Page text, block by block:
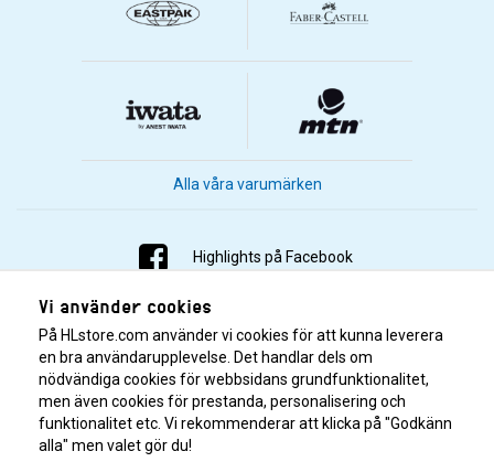
Alla våra varumärken
Highlights på Facebook
Highlights på Instagram
Highlights på Youtube
Highlights på Tiktok
Vi använder cookies
På HLstore.com använder vi cookies för att kunna leverera
en bra användarupplevelse. Det handlar dels om
nödvändiga cookies för webbsidans grundfunktionalitet,
men även cookies för prestanda, personalisering och
funktionalitet etc. Vi rekommenderar att klicka på "Godkänn
alla" men valet gör du!